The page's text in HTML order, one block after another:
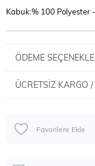
Kabuk:% 100 Polyester
ÖDEME
ÜCRETSIZ KARGO
Favorilere Ekle